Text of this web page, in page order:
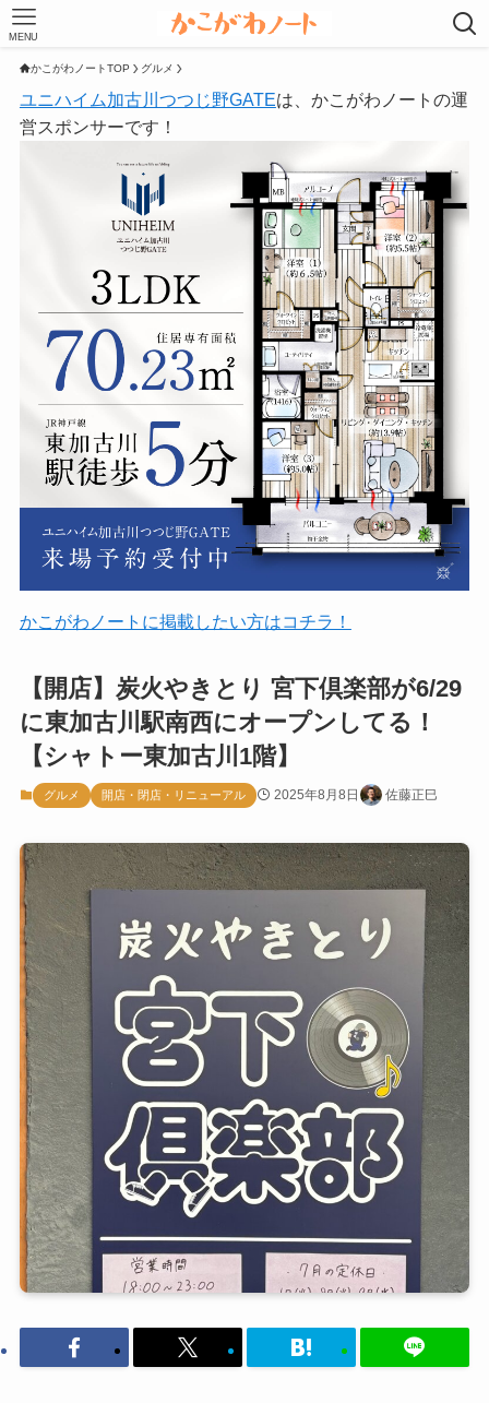
MENU
かこがわノートTOP グルメ
ユニハイム加古川つつじ野GATEは、かこがわノートの運
営スポンサーです！
かこがわノートに掲載したい方はコチラ！
【開店】炭火やきとり 宮下倶楽部が6/29
に東加古川駅南西にオープンしてる！
【シャトー東加古川1階】
グルメ 開店・閉店・リニューアル 2025年8月8日 佐藤正巳